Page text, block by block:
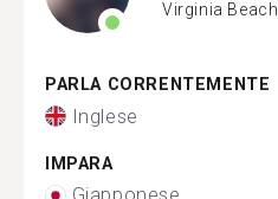
Virginia Beach
PARLA CORRENTEMENTE
Inglese
IMPARA